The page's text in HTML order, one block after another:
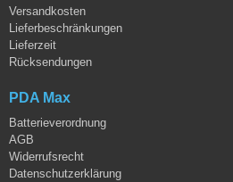
Versandkosten
Lieferbeschränkungen
Lieferzeit
Rücksendungen
PDA Max
Batterieverordnung
AGB
Widerrufsrecht
Datenschutzerklärung